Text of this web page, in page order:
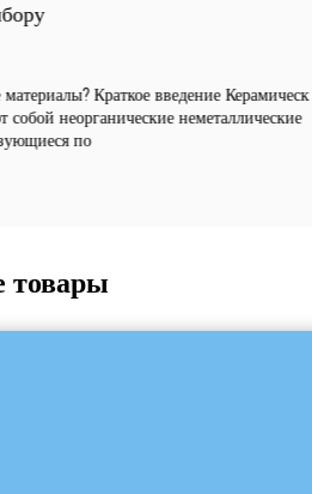
Краткое введение Керамические
неорганические неметаллические
по
товары